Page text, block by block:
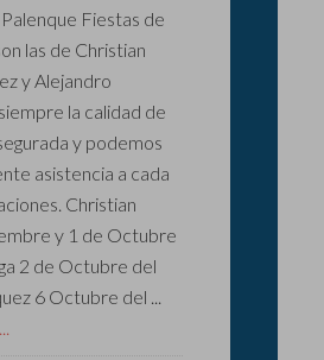
Fiestas de
las de Christian
y Alejandro
la calidad de
y podemos
asistencia a cada
Christian
y 1 de Octubre
2 de Octubre del
6 Octubre del ...